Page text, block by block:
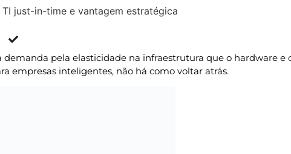
just-in-time e vantagem estratégica
demanda pela elasticidade na infraestrutura que o hardware e
empresas inteligentes, não há como voltar atrás.